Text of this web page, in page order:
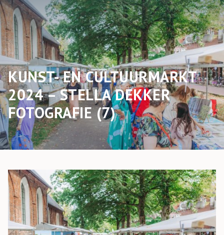
KUNST- EN CULTUURMARKT
2024 – STELLA DEKKER
FOTOGRAFIE (7)